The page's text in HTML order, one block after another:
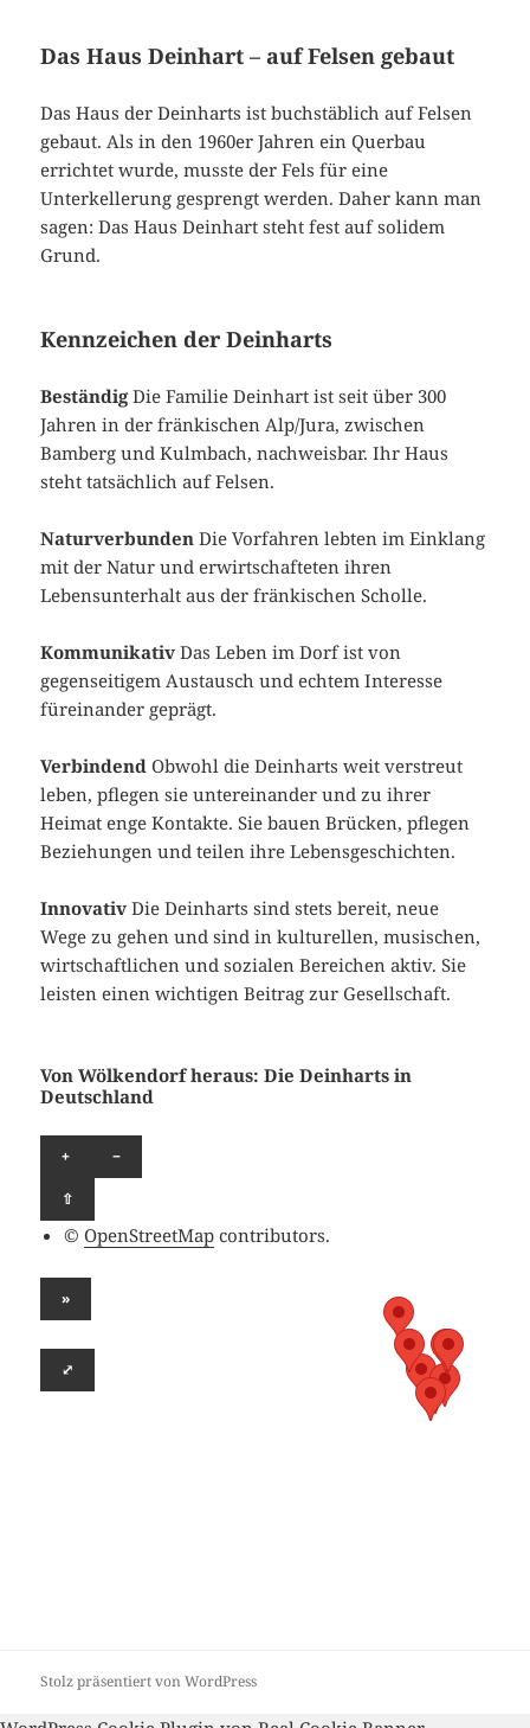
Das Haus Deinhart – auf Felsen gebaut
Das Haus der Deinharts ist buchstäblich auf Felsen
gebaut. Als in den 1960er Jahren ein Querbau
errichtet wurde, musste der Fels für eine
Unterkellerung gesprengt werden. Daher kann man
sagen: Das Haus Deinhart steht fest auf solidem
Grund.
Kennzeichen der Deinharts
BeständigDie Familie Deinhart ist seit über 300
Jahren in der fränkischen Alp/Jura, zwischen
Bamberg und Kulmbach, nachweisbar. Ihr Haus
steht tatsächlich auf Felsen.
Naturverbunden Die Vorfahren lebten im Einklang
mit der Natur und erwirtschafteten ihren
Lebensunterhalt aus der fränkischen Scholle.
Kommunikativ Das Leben im Dorf ist von
gegenseitigem Austausch und echtem Interesse
füreinander geprägt.
Verbindend Obwohl die Deinharts weit verstreut
leben, pflegen sie untereinander und zu ihrer
Heimat enge Kontakte. Sie bauen Brücken, pflegen
Beziehungen und teilen ihre Lebensgeschichten.
Innovativ Die Deinharts sind stets bereit, neue
Wege zu gehen und sind in kulturellen, musischen,
wirtschaftlichen und sozialen Bereichen aktiv. Sie
leisten einen wichtigen Beitrag zur Gesellschaft.
Von Wölkendorf heraus: Die Deinharts in
Deutschland
+ −
⇧
©OpenStreetMap contributors.
»
⤢
Stolz präsentiert von WordPress